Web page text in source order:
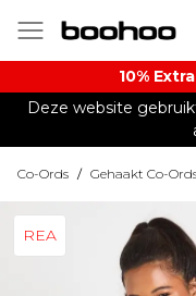
10%
Deze website
Co-Ords / Gehaakt Co-
REA